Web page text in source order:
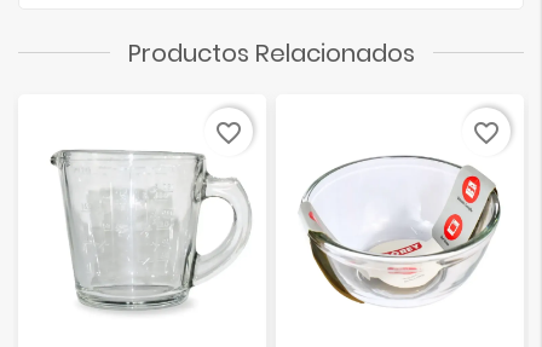
Productos Relacionados
favorite_border favorite_border